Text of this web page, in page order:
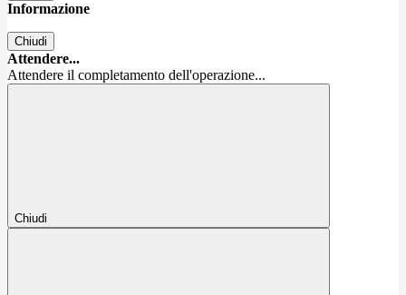
Informazione
Chiudi
Attendere...
Attendere il completamento dell'operazione...
Chiudi